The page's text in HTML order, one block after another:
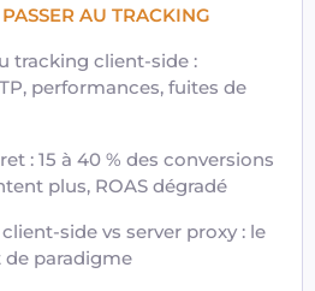
AU TRACKING
tracking client-side :
performances, fuites de
: 15 à 40 % des conversions
plus, ROAS dégradé
side vs server proxy : le
paradigme